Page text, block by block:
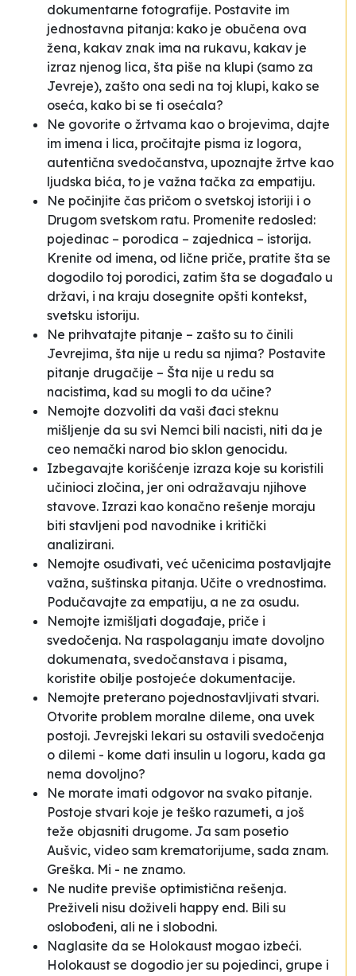
dokumentarne fotografije. Postavite im
jednostavna pitanja: kako je obučena ova
žena, kakav znak ima na rukavu, kakav je
izraz njenog lica, šta piše na klupi (samo za
Jevreje), zašto ona sedi na toj klupi, kako se
oseća, kako bi se ti osećala?
Ne govorite o žrtvama kao o brojevima, dajte
im imena i lica, pročitajte pisma iz logora,
autentična svedočanstva, upoznajte žrtve kao
ljudska bića, to je važna tačka za empatiju.
Ne počinjite čas pričom o svetskoj istoriji i o
Drugom svetskom ratu. Promenite redosled:
pojedinac – porodica – zajednica – istorija.
Krenite od imena, od lične priče, pratite šta se
dogodilo toj porodici, zatim šta se događalo u
državi, i na kraju dosegnite opšti kontekst,
svetsku istoriju.
Ne prihvatajte pitanje – zašto su to činili
Jevrejima, šta nije u redu sa njima? Postavite
pitanje drugačije – Šta nije u redu sa
nacistima, kad su mogli to da učine?
Nemojte dozvoliti da vaši đaci steknu
mišljenje da su svi Nemci bili nacisti, niti da je
ceo nemački narod bio sklon genocidu.
Izbegavajte korišćenje izraza koje su koristili
učinioci zločina, jer oni odražavaju njihove
stavove. Izrazi kao konačno rešenje moraju
biti stavljeni pod navodnike i kritički
analizirani.
Nemojte osuđivati, već učenicima postavljajte
važna, suštinska pitanja. Učite o vrednostima.
Podučavajte za empatiju, a ne za osudu.
Nemojte izmišljati događaje, priče i
svedočenja. Na raspolaganju imate dovoljno
dokumenata, svedočanstava i pisama,
koristite obilje postojeće dokumentacije.
Nemojte preterano pojednostavljivati stvari.
Otvorite problem moralne dileme, ona uvek
postoji. Jevrejski lekari su ostavili svedočenja
o dilemi - kome dati insulin u logoru, kada ga
nema dovoljno?
Ne morate imati odgovor na svako pitanje.
Postoje stvari koje je teško razumeti, a još
teže objasniti drugome. Ja sam posetio
Aušvic, video sam krematorijume, sada znam.
Greška. Mi - ne znamo.
Ne nudite previše optimistična rešenja.
Preživeli nisu doživeli happy end. Bili su
oslobođeni, ali ne i slobodni.
Naglasite da se Holokaust mogao izbeći.
Holokaust se dogodio jer su pojedinci, grupe i